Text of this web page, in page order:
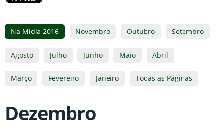
Na Mídia 2016 Novembro Outubro Setembro
Agosto Julho Junho Maio Abril
Março Fevereiro Janeiro Todas as Páginas
Dezembro